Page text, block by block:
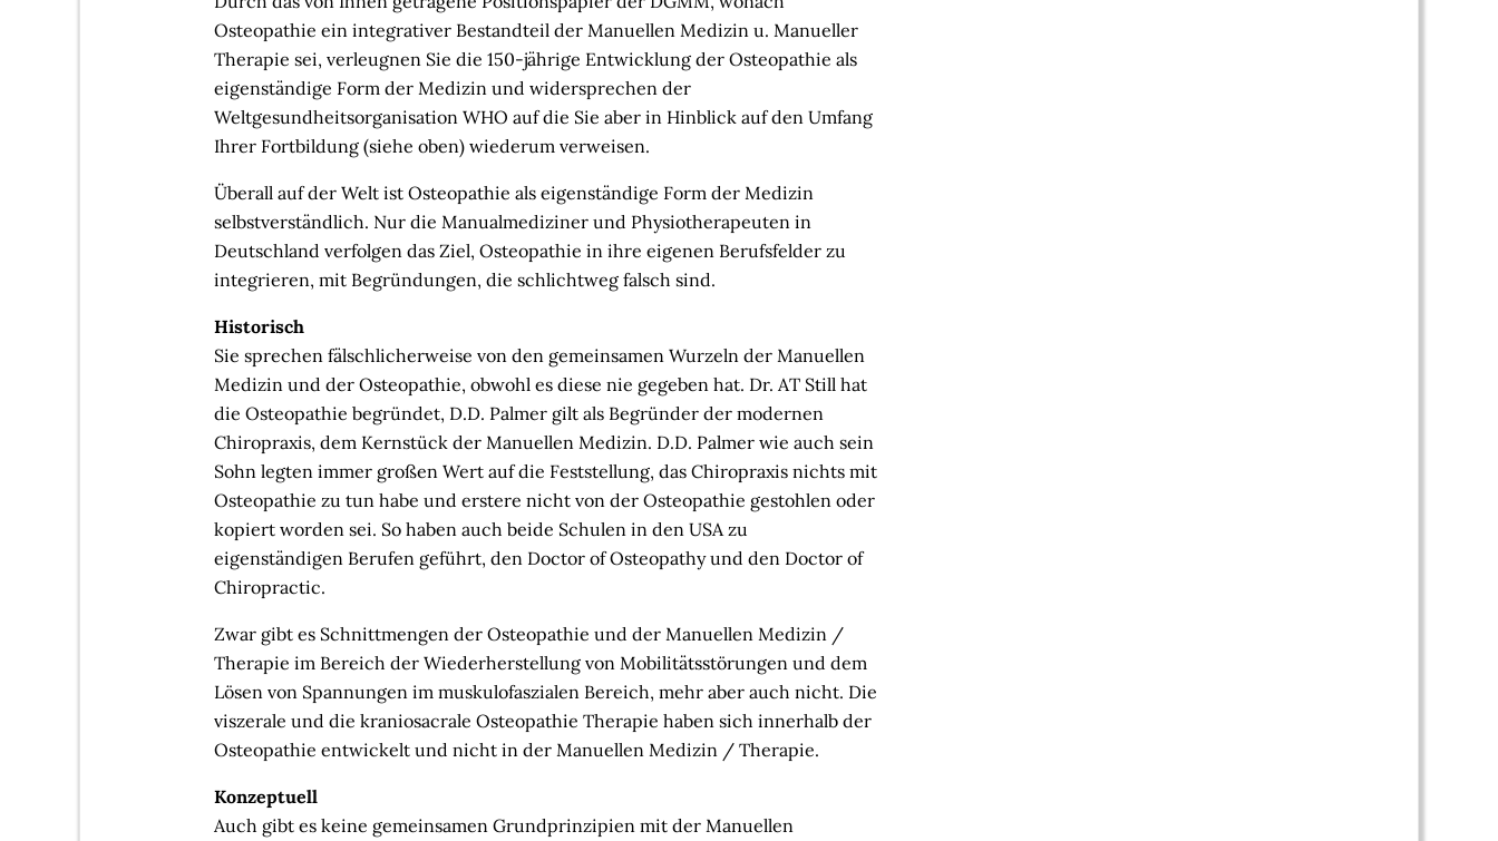
Osteopathie ein integrativer Bestandteil der Manuellen Medizin u. Manueller
Therapie sei, verleugnen Sie die 150-jährige Entwicklung der Osteopathie als
eigenständige Form der Medizin und widersprechen der
Weltgesundheitsorganisation WHO auf die Sie aber in Hinblick auf den Umfang
Ihrer Fortbildung (siehe oben) wiederum verweisen.
Überall auf der Welt ist Osteopathie als eigenständige Form der Medizin
selbstverständlich. Nur die Manualmediziner und Physiotherapeuten in
Deutschland verfolgen das Ziel, Osteopathie in ihre eigenen Berufsfelder zu
integrieren, mit Begründungen, die schlichtweg falsch sind.
Historisch
Sie sprechen fälschlicherweise von den gemeinsamen Wurzeln der Manuellen
Medizin und der Osteopathie, obwohl es diese nie gegeben hat. Dr. AT Still hat
die Osteopathie begründet, D.D. Palmer gilt als Begründer der modernen
Chiropraxis, dem Kernstück der Manuellen Medizin. D.D. Palmer wie auch sein
Sohn legten immer großen Wert auf die Feststellung, das Chiropraxis nichts mit
Osteopathie zu tun habe und erstere nicht von der Osteopathie gestohlen oder
kopiert worden sei. So haben auch beide Schulen in den USA zu
eigenständigen Berufen geführt, den Doctor of Osteopathy und den Doctor of
Chiropractic.
Zwar gibt es Schnittmengen der Osteopathie und der Manuellen Medizin /
Therapie im Bereich der Wiederherstellung von Mobilitätsstörungen und dem
Lösen von Spannungen im muskulofaszialen Bereich, mehr aber auch nicht. Die
viszerale und die kraniosacrale Osteopathie Therapie haben sich innerhalb der
Osteopathie entwickelt und nicht in der Manuellen Medizin / Therapie.
Konzeptuell
Auch gibt es keine gemeinsamen Grundprinzipien mit der Manuellen